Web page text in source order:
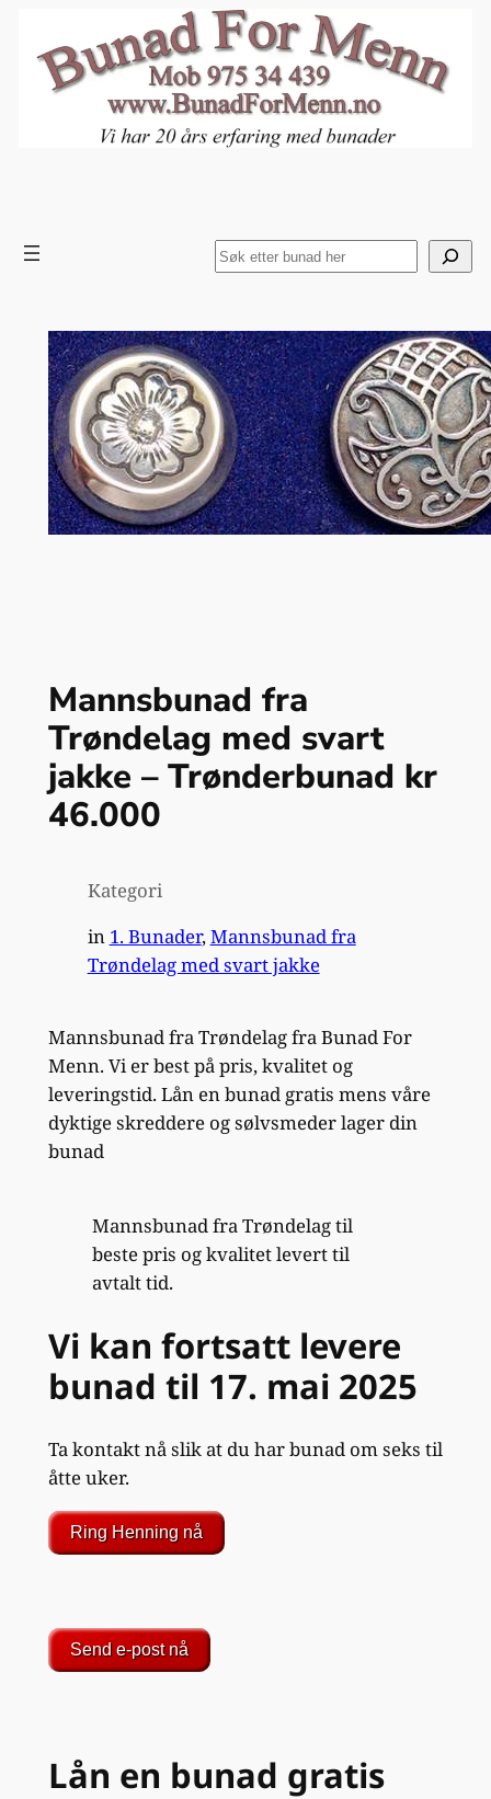
innhold
Search
Mannsbunad fra
Trøndelag med svart
jakke – Trønderbunad kr
46.000
Kategori
in 1. Bunader, Mannsbunad fra
Trøndelag med svart jakke
Mannsbunad fra Trøndelag fra Bunad For
Menn. Vi er best på pris, kvalitet og
leveringstid. Lån en bunad gratis mens våre
dyktige skreddere og sølvsmeder lager din
bunad
Mannsbunad fra Trøndelag til
beste pris og kvalitet levert til
avtalt tid.
Vi kan fortsatt levere
bunad til 17. mai 2025
Ta kontakt nå slik at du har bunad om seks til
åtte uker.
Ring Henning nå
Send e-post nå
Lån en bunad gratis